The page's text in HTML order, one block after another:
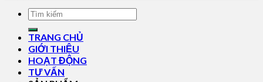
TRANG CHỦ
GIỚI THIỆU
HOẠT ĐỘNG
TƯ VẤN